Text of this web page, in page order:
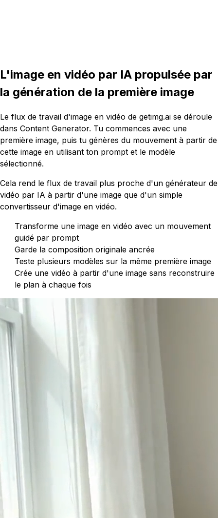
L'image en vidéo par IA propulsée par
la génération de la première image
Le flux de travail d'image en vidéo de getimg.ai se déroule
dans Content Generator. Tu commences avec une
première image, puis tu génères du mouvement à partir de
cette image en utilisant ton prompt et le modèle
sélectionné.
Cela rend le flux de travail plus proche d'un générateur de
vidéo par IA à partir d'une image que d'un simple
convertisseur d'image en vidéo.
Transforme une image en vidéo avec un mouvement
guidé par prompt
Garde la composition originale ancrée
Teste plusieurs modèles sur la même première image
Crée une vidéo à partir d'une image sans reconstruire
le plan à chaque fois